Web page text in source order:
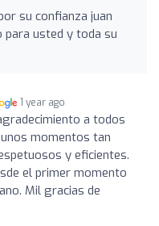
su confianza juan
para usted y toda su
1 year ago
a todos
momentos tan
y eficientes.
el primer momento
Mil gracias de